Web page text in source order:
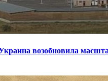
возобновила